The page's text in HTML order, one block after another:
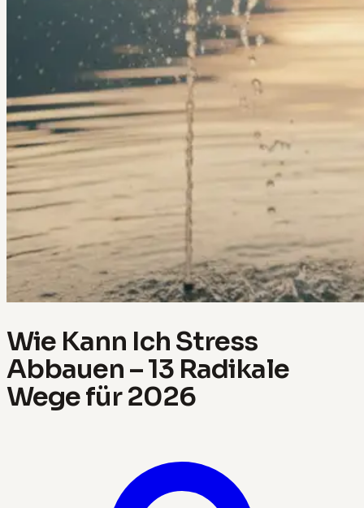
Wie Kann Ich Stress
Abbauen – 13 Radikale
Wege für 2026